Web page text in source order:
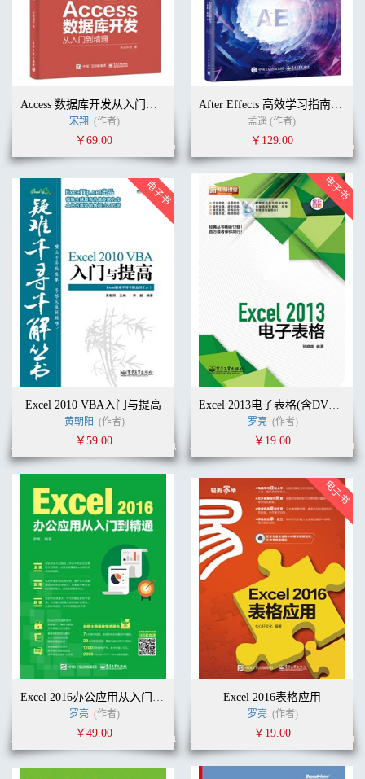
Access 数据库开发从入门到精通
宋翔 (作者)
￥69.00
After Effects 高效学习指南：自学影视后期制作（全彩+视频）
孟遥 (作者)
￥129.00
Excel 2010 VBA入门与提高
黄朝阳 (作者)
￥59.00
Excel 2013电子表格(含DVD光盘1张)（全彩）
罗亮 (作者)
￥19.00
Excel 2016办公应用从入门到精通
罗亮 (作者)
￥49.00
Excel 2016表格应用
罗亮 (作者)
￥19.00